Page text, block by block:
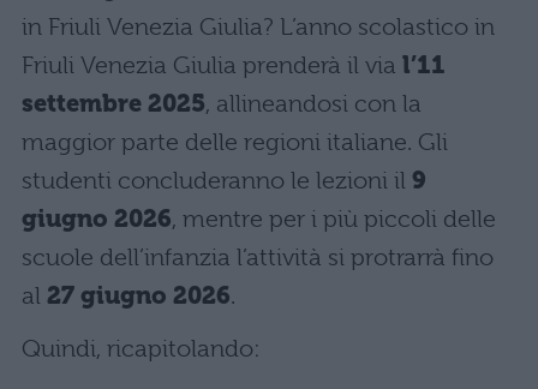
in Friuli Venezia Giulia? L’anno scolastico in
Friuli Venezia Giulia prenderà il via l’11
settembre 2025, allineandosi con la
maggior parte delle regioni italiane. Gli
studenti concluderanno le lezioni il 9
giugno 2026, mentre per i più piccoli delle
scuole dell’infanzia l’attività si protrarrà fino
al 27 giugno 2026.
Quindi, ricapitolando: